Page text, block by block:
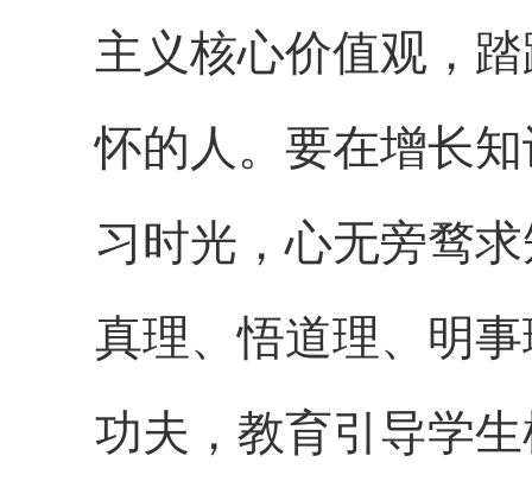
主义核心价值观，
怀的人。要在增长
习时光，心无旁骛
真理、悟道理、明
功夫，教育引导学